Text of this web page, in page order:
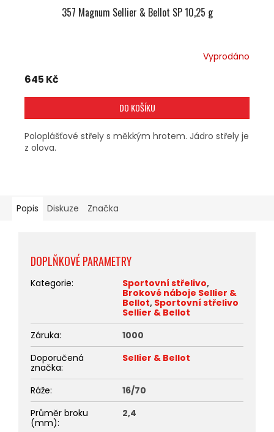
357 Magnum Sellier & Bellot SP 10,25 g
Vyprodáno
645 Kč
DO KOŠÍKU
Poloplášťové střely s měkkým hrotem. Jádro střely je
z olova.
Popis Diskuze Značka
DOPLŇKOVÉ PARAMETRY
Kategorie: Sportovní střelivo,
Brokové náboje Sellier &
Bellot, Sportovní střelivo
Sellier & Bellot
Záruka:
1000
Doporučená
značka:
Sellier & Bellot
Ráže:
16/70
Průměr broku
(mm):
2,4